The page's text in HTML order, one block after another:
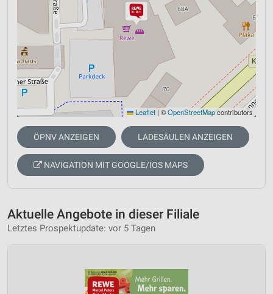
Leaflet | ©OpenStreetMapcontributors
ÖPNV ANZEIGEN LADESÄULEN ANZEIGEN
NAVIGATION MIT GOOGLE/IOS MAPS
Aktuelle Angebote in dieser Filiale
Letztes Prospektupdate: vor 5 Tagen